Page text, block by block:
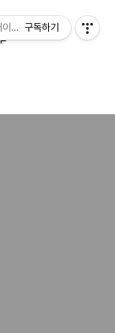
이야기구독하기